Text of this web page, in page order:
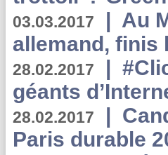
03.03.2017 | Au
allemand, finis
28.02.2017 |
géants
28.02.2017 |
Paris durable